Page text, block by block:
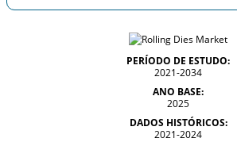
PERÍODO DE ESTUDO:
2021-2034
ANO BASE:
2025
DADOS HISTÓRICOS:
2021-2024